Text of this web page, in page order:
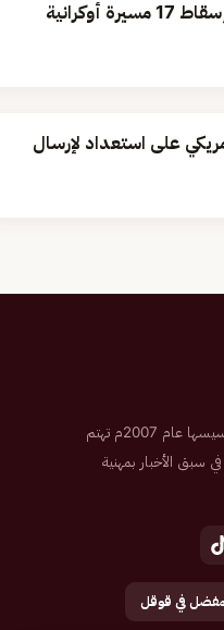
على استعداد لإرسال
صحيفة إلكترونية سعودية تم تأسيسها عام 2007م تهتم
سبق الأخبار بمهنية
في قوقل